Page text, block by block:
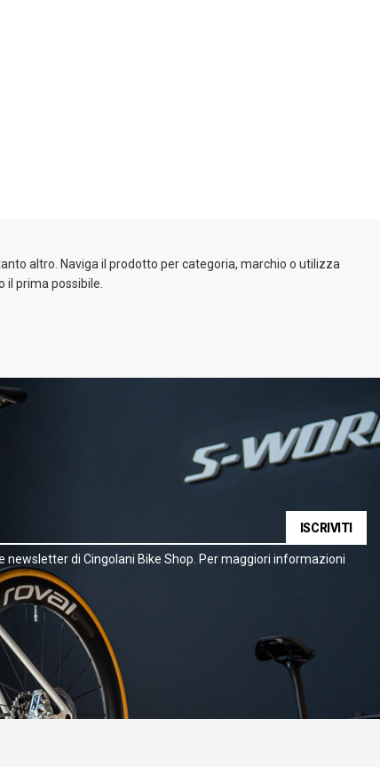
altro. Naviga il prodotto per categoria, marchio o utilizza
il prima possibile.
ISCRIVITI
newsletter di Cingolani Bike Shop. Per maggiori informazioni